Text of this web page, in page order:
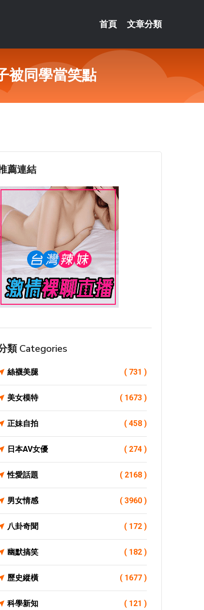
首頁 文章分類
被同學當笑點
薦連結
類 Categories
絲襪美腿 ( 731 )
美女模特 ( 1673 )
正妹自拍 ( 458 )
日本AV女優 ( 274 )
性愛話題 ( 2168 )
男女情感 ( 3960 )
八卦奇聞 ( 172 )
幽默搞笑 ( 182 )
歷史縱橫 ( 1677 )
科學新知 ( 121 )